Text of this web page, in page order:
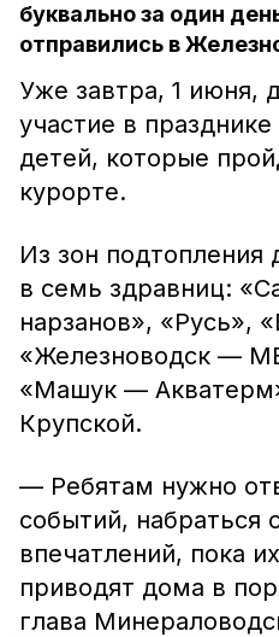
буквально за один
отправились в
Уже завтра, 1 июня,
участие в
детей, которые
курорте.
Из зон подтопления
в семь здравниц:
нарзанов», «Русь»,
«Железноводск —
«Машук —
Крупской.
— Ребятам нужно
событий, набраться
впечатлений, пока
приводят дома в
глава